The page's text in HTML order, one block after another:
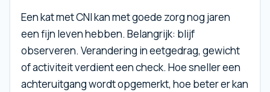
Een kat met CNI kan met goede zorg nog jaren
een fijn leven hebben. Belangrijk: blijf
observeren. Verandering in eetgedrag, gewicht
of activiteit verdient een check. Hoe sneller een
achteruitgang wordt opgemerkt, hoe beter er kan